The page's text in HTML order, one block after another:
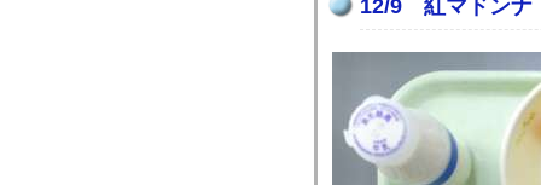
12/9 紅マドンナ